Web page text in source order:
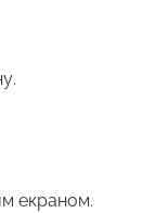
екраном.